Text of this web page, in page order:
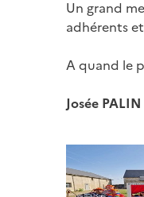
Un grand
adhérents
A quand le
Josée PALIN